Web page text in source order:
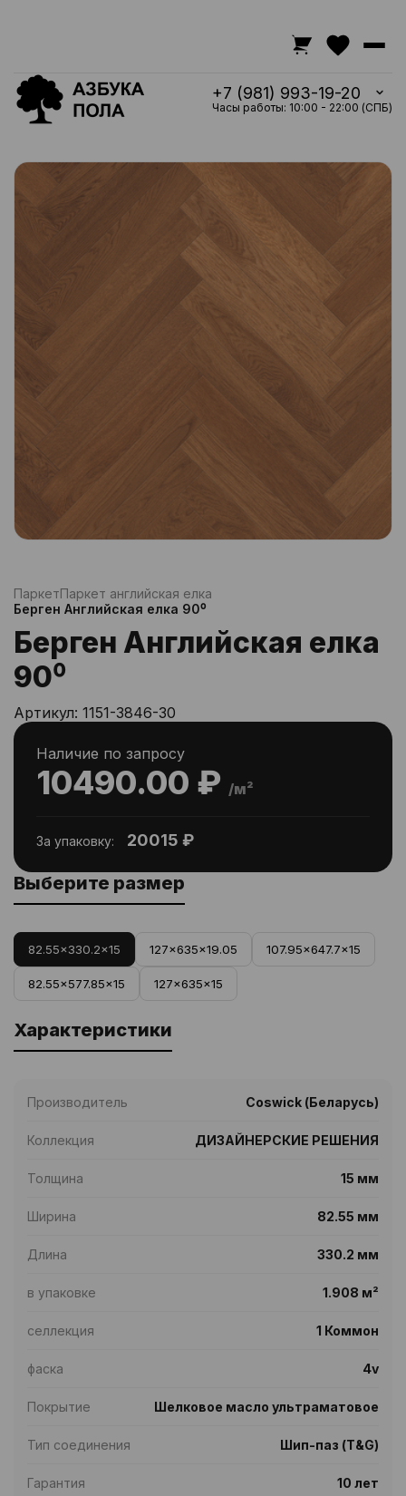
+7 (981) 993-19-20
Часы работы: 10:00 - 22:00 (СПБ)
ПаркетПаркет английская елка
Берген Английская елка 90⁰
Берген Английская елка
90⁰
Артикул: 1151-3846-30
10490.00 ₽ /м²
Наличие по запросу
За упаковку: 20015 ₽
Выберите размер
82.55x330.2x15 127x635x19.05 107.95x647.7x15
82.55x577.85x15 127x635x15
Характеристики
Производитель Coswick (Беларусь)
Коллекция ДИЗАЙНЕРСКИЕ РЕШЕНИЯ
Толщина 15 мм
Ширина 82.55 мм
Длина 330.2 мм
в упаковке 1.908 м²
селлекция 1 Коммон
фаска 4v
Покрытие Шелковое масло ультраматовое
Тип соединения Шип-паз (T&G)
Гарантия 10 лет